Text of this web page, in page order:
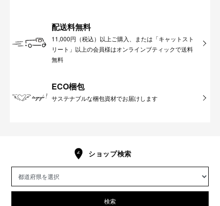
配送料無料
11,000円（税込）以上ご購入、または「キャットスト
リート」以上の会員様はオンラインブティックで送料
無料
ECO梱包
サステナブルな梱包資材でお届けします
ショップ検索
検索